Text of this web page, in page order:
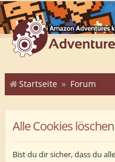
Startseite Forum
Alle Cookies löschen
Bist du dir sicher, dass du